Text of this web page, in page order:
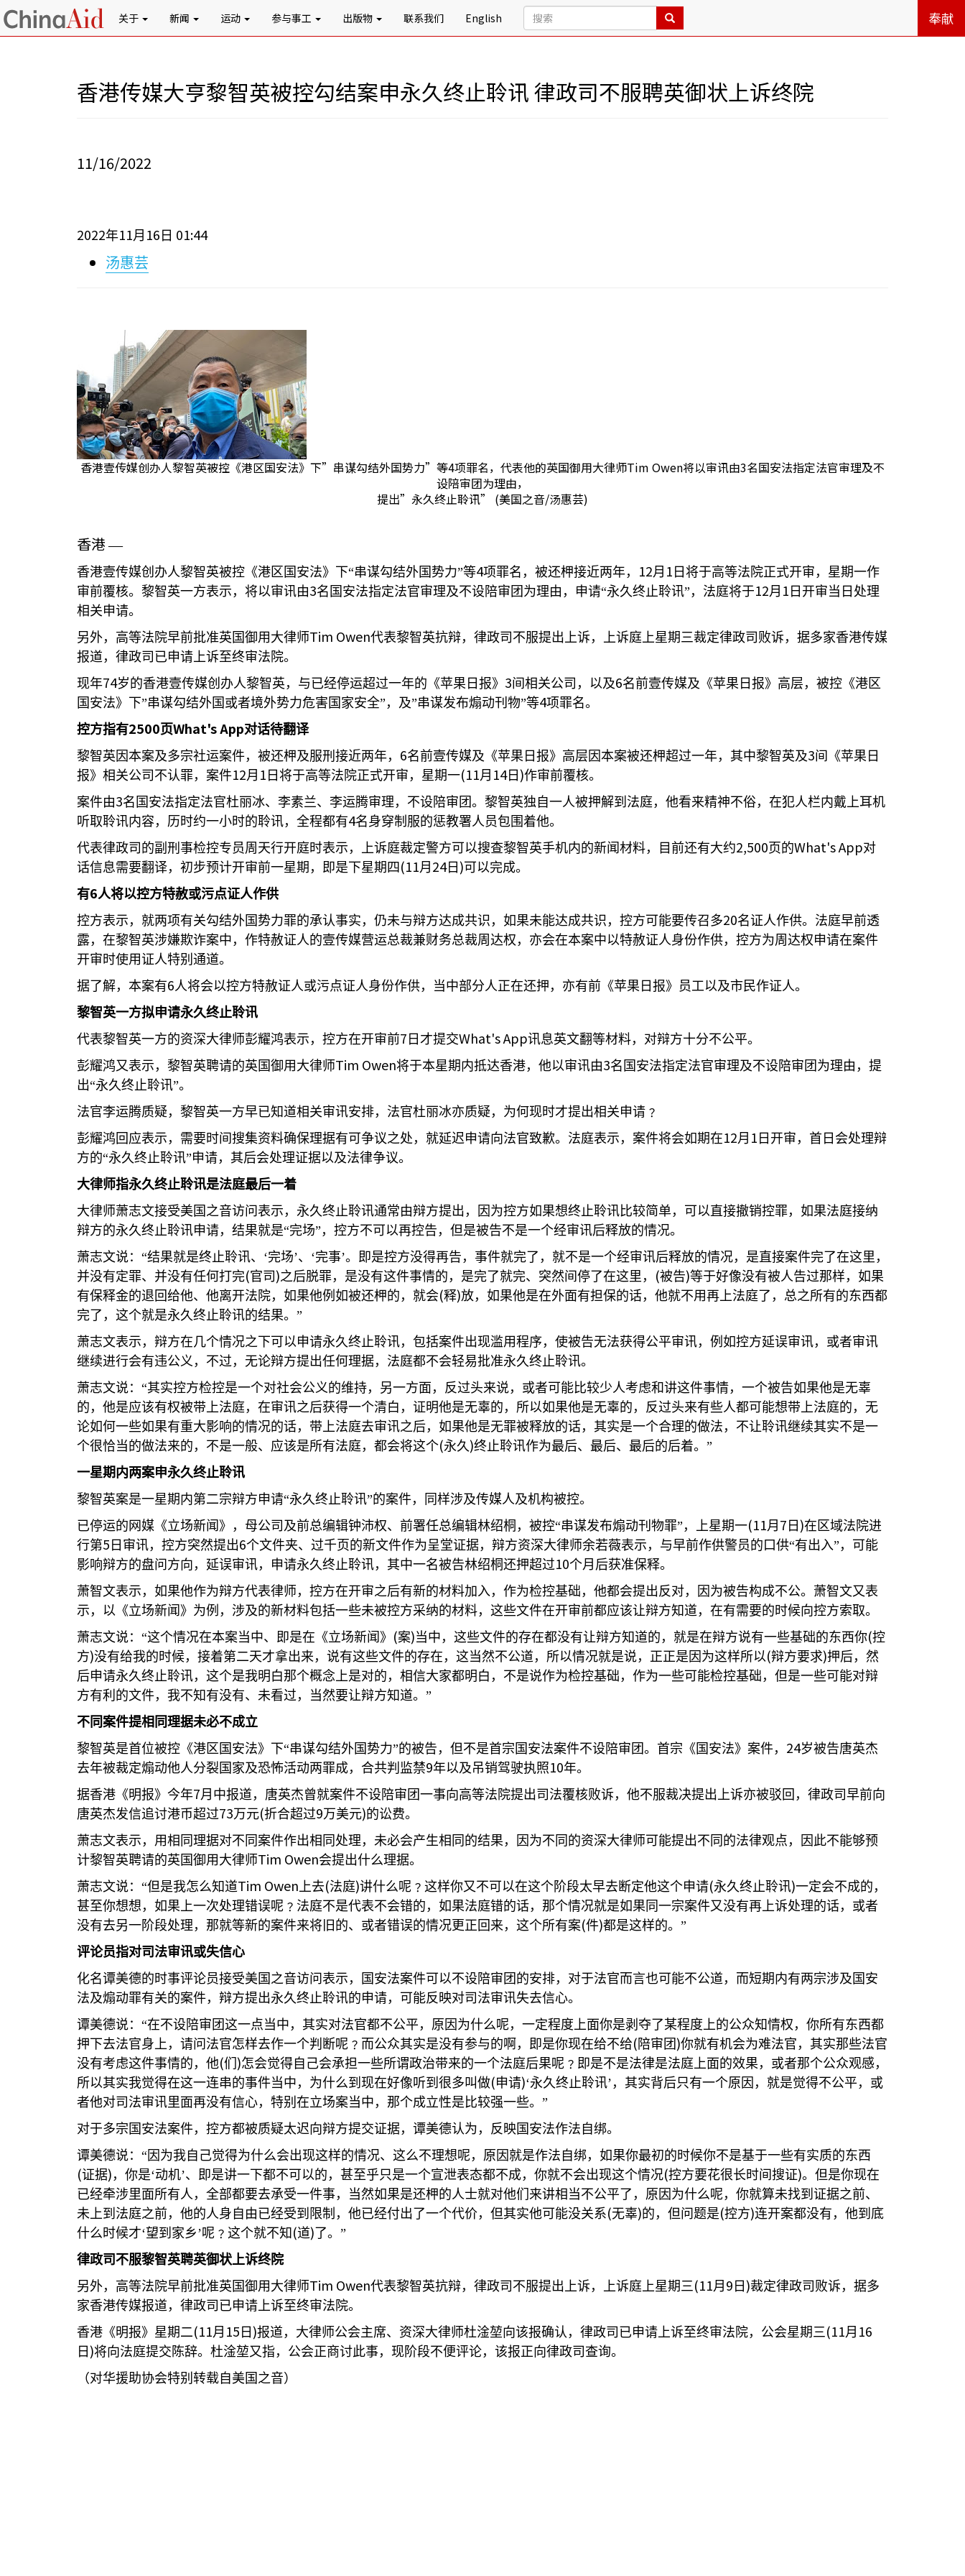
关于 新闻 运动 参与事工 出版物 联系我们 English 奉献
香港传媒大亨黎智英被控勾结案申永久终止聆讯 律政司不服聘英御状上诉终院
11/16/2022
2022年11月 16 日 01:44
汤惠芸
香港壹传媒创办人黎智英被控《港区国安法》下”串谋勾结外国势力”等4项罪名，代表他的英国御用大律师Tim Owen将以审讯由3名国安法指定法官审理及不
设陪审团为理由，
提出”永久终止聆讯” (美国之音/汤惠芸)
香港 —
香港壹传媒创办人黎智英被控《港区国安法》下“串谋勾结外国势力”等4项罪名，被还柙接近两年， 12月 1 日将于高等法院正式开审，星期一作
审前覆核。黎智英一方表示，将以审讯由3名国安法指定法官审理及不设陪审团为理由，申请“永久终止聆讯”，法庭将于12月 1 日开审当日处理
相关申请。
另外，高等法院早前批准英国御用大律师Tim Owen代表黎智英抗辩，律政司不服提出上诉，上诉庭上星期三裁定律政司败诉，据多家香港传媒
报道，律政司已申请上诉至终审法院。
现年74岁的香港壹传媒创办人黎智英，与已经停运超过一年的《苹果日报》 3间相关公司，以及6名前壹传媒及《苹果日报》高层，被控《港区
国安法》下”串谋勾结外国或者境外势力危害国家安全”，及”串谋发布煽动刊物”等4项罪名。
控方指有2500页What's App对话待翻译
黎智英因本案及多宗社运案件，被还柙及服刑接近两年， 6名前壹传媒及《苹果日报》高层因本案被还柙超过一年，其中黎智英及3间《苹果日
报》相关公司不认罪，案件12月 1 日将于高等法院正式开审，星期一(11月 14日 )作审前覆核。
案件由3名国安法指定法官杜丽冰、李素兰、李运腾审理，不设陪审团。黎智英独自一人被押解到法庭，他看来精神不俗，在犯人栏内戴上耳机
听取聆讯内容，历时约一小时的聆讯，全程都有4名身穿制服的惩教署人员包围着他。
代表律政司的副刑事检控专员周天行开庭时表示，上诉庭裁定警方可以搜查黎智英手机内的新闻材料，目前还有大约2,500 页的What's App对
话信息需要翻译，初步预计开审前一星期，即是下星期四 (11月 24日 )可以完成。
有6人将以控方特赦或污点证人作供
控方表示，就两项有关勾结外国势力罪的承认事实，仍未与辩方达成共识，如果未能达成共识，控方可能要传召多20名证人作供。法庭早前透
露，在黎智英涉嫌欺诈案中，作特赦证人的壹传媒营运总裁兼财务总裁周达权，亦会在本案中以特赦证人身份作供，控方为周达权申请在案件
开审时使用证人特别通道。
据了解，本案有6人将会以控方特赦证人或污点证人身份作供，当中部分人正在还押，亦有前《苹果日报》员工以及市民作证人。
黎智英一方拟申请永久终止聆讯
代表黎智英一方的资深大律师彭耀鸿表示，控方在开审前7 日才提交What's App讯息英文翻等材料，对辩方十分不公平。
彭耀鸿又表示，黎智英聘请的英国御用大律师Tim Owen将于本星期内抵达香港，他以审讯由3名国安法指定法官审理及不设陪审团为理由，提
出“永久终止聆讯”。
法官李运腾质疑，黎智英一方早已知道相关审讯安排，法官杜丽冰亦质疑，为何现时才提出相关申请﹖
彭耀鸿回应表示，需要时间搜集资料确保理据有可争议之处，就延迟申请向法官致歉。法庭表示，案件将会如期在12月 1 日开审，首日会处理辩
方的“永久终止聆讯”申请，其后会处理证据以及法律争议。
大律师指永久终止聆讯是法庭最后一着
大律师萧志文接受美国之音访问表示，永久终止聆讯通常由辩方提出，因为控方如果想终止聆讯比较简单，可以直接撤销控罪，如果法庭接纳
辩方的永久终止聆讯申请，结果就是“完场”，控方不可以再控告，但是被告不是一个经审讯后释放的情况。
萧志文说：“结果就是终止聆讯、‘完场’、‘完事’。即是控方没得再告，事件就完了，就不是一个经审讯后释放的情况，是直接案件完了在这里，
并没有定罪、并没有任何打完(官司 )之后脱罪，是没有这件事情的，是完了就完、突然间停了在这里， (被告)等于好像没有被人告过那样，如果
有保释金的退回给他、他离开法院，如果他例如被还柙的，就会(释)放，如果他是在外面有担保的话，他就不用再上法庭了，总之所有的东西都
完了，这个就是永久终止聆讯的结果。”
萧志文表示，辩方在几个情况之下可以申请永久终止聆讯，包括案件出现滥用程序，使被告无法获得公平审讯，例如控方延误审讯，或者审讯
继续进行会有违公义，不过，无论辩方提出任何理据，法庭都不会轻易批准永久终止聆讯。
萧志文说：“其实控方检控是一个对社会公义的维持，另一方面，反过头来说，或者可能比较少人考虑和讲这件事情，一个被告如果他是无辜
的，他是应该有权被带上法庭，在审讯之后获得一个清白，证明他是无辜的，所以如果他是无辜的，反过头来有些人都可能想带上法庭的，无
论如何一些如果有重大影响的情况的话，带上法庭去审讯之后，如果他是无罪被释放的话，其实是一个合理的做法，不让聆讯继续其实不是一
个很恰当的做法来的，不是一般、应该是所有法庭，都会将这个(永久)终止聆讯作为最后、最后、最后的后着。”
一星期内两案申永久终止聆讯
黎智英案是一星期内第二宗辩方申请“永久终止聆讯”的案件，同样涉及传媒人及机构被控。
已停运的网媒《立场新闻》，母公司及前总编辑钟沛权、前署任总编辑林绍桐，被控“串谋发布煽动刊物罪”，上星期一(11月 7 日 )在区域法院进
行第5 日审讯，控方突然提出6个文件夹、过千页的新文件作为呈堂证据，辩方资深大律师余若薇表示，与早前作供警员的口供“有出入”，可能
影响辩方的盘问方向，延误审讯，申请永久终止聆讯，其中一名被告林绍桐还押超过10个月后获准保释。
萧智文表示，如果他作为辩方代表律师，控方在开审之后有新的材料加入，作为检控基础，他都会提出反对，因为被告构成不公。萧智文又表
示，以《立场新闻》为例，涉及的新材料包括一些未被控方采纳的材料，这些文件在开审前都应该让辩方知道，在有需要的时候向控方索取。
萧志文说：“这个情况在本案当中、即是在《立场新闻》 (案)当中，这些文件的存在都没有让辩方知道的，就是在辩方说有一些基础的东西你(控
方)没有给我的时候，接着第二天才拿出来，说有这些文件的存在，这当然不公道，所以情况就是说，正正是因为这样所以(辩方要求)押后，然
后申请永久终止聆讯，这个是我明白那个概念上是对的，相信大家都明白，不是说作为检控基础，作为一些可能检控基础，但是一些可能对辩
方有利的文件，我不知有没有、未看过，当然要让辩方知道。”
不同案件提相同理据未必不成立
黎智英是首位被控《港区国安法》下“串谋勾结外国势力”的被告，但不是首宗国安法案件不设陪审团。首宗《国安法》案件， 24岁被告唐英杰
去年被裁定煽动他人分裂国家及恐怖活动两罪成，合共判监禁9年以及吊销驾驶执照10年。
据香港《明报》今年7月中报道，唐英杰曾就案件不设陪审团一事向高等法院提出司法覆核败诉，他不服裁决提出上诉亦被驳回，律政司早前向
唐英杰发信追讨港币超过73万元(折合超过9万美元)的讼费。
萧志文表示，用相同理据对不同案件作出相同处理，未必会产生相同的结果，因为不同的资深大律师可能提出不同的法律观点，因此不能够预
计黎智英聘请的英国御用大律师Tim Owen会提出什么理据。
萧志文说：“但是我怎么知道Tim Owen上去(法庭)讲什么呢﹖这样你又不可以在这个阶段太早去断定他这个申请(永久终止聆讯)一定会不成的，
甚至你想想，如果上一次处理错误呢﹖法庭不是代表不会错的，如果法庭错的话，那个情况就是如果同一宗案件又没有再上诉处理的话，或者
没有去另一阶段处理，那就等新的案件来将旧的、或者错误的情况更正回来，这个所有案(件)都是这样的。”
评论员指对司法审讯或失信心
化名谭美德的时事评论员接受美国之音访问表示，国安法案件可以不设陪审团的安排，对于法官而言也可能不公道，而短期内有两宗涉及国安
法及煽动罪有关的案件，辩方提出永久终止聆讯的申请，可能反映对司法审讯失去信心。
谭美德说：“在不设陪审团这一点当中，其实对法官都不公平，原因为什么呢，一定程度上面你是剥夺了某程度上的公众知情权，你所有东西都
押下去法官身上，请问法官怎样去作一个判断呢﹖而公众其实是没有参与的啊，即是你现在给不给( 陪审团 )你就有机会为难法官，其实那些法官
没有考虑这件事情的，他(们 )怎会觉得自己会承担一些所谓政治带来的一个法庭后果呢﹖即是不是法律是法庭上面的效果，或者那个公众观感，
所以其实我觉得在这一连串的事件当中，为什么到现在好像听到很多叫做(申请)‘永久终止聆讯’，其实背后只有一个原因，就是觉得不公平，或
者他对司法审讯里面再没有信心，特别在立场案当中，那个成立性是比较强一些。”
对于多宗国安法案件，控方都被质疑太迟向辩方提交证据，谭美德认为，反映国安法作法自绑。
谭美德说：“因为我自己觉得为什么会出现这样的情况、这么不理想呢，原因就是作法自绑，如果你最初的时候你不是基于一些有实质的东西
(证据) ，你是‘动机’、即是讲一下都不可以的，甚至乎只是一个宣泄表态都不成，你就不会出现这个情况(控方要花很长时间搜证)。但是你现在
已经牵涉里面所有人，全部都要去承受一件事，当然如果是还柙的人士就对他们来讲相当不公平了，原因为什么呢，你就算未找到证据之前、
未上到法庭之前，他的人身自由已经受到限制，他已经付出了一个代价，但其实他可能没关系(无辜)的，但问题是(控方)连开案都没有，他到底
什么时候才‘望到家乡’呢﹖这个就不知 (道) 了。”
律政司不服黎智英聘英御状上诉终院
另外，高等法院早前批准英国御用大律师Tim Owen代表黎智英抗辩，律政司不服提出上诉，上诉庭上星期三(11月 9 日 )裁定律政司败诉，据多
家香港传媒报道，律政司已申请上诉至终审法院。
香港《明报》星期二(11月 15 日 )报道，大律师公会主席、资深大律师杜淦堃向该报确认，律政司已申请上诉至终审法院，公会星期三(11月 16
日 )将向法庭提交陈辞。杜淦堃又指，公会正商讨此事，现阶段不便评论，该报正向律政司查询。
（对华援助协会特别转载自美国之音）